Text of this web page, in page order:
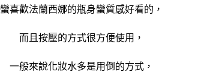
蠻喜歡法蘭西娜的瓶身蠻質感好看的，
而且按壓的方式很方便使用，
一般來說化妝水多是用倒的方式，